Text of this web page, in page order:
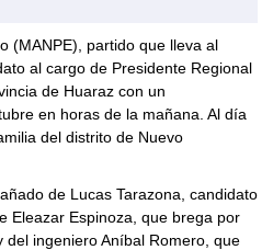
(MANPE), partido que lleva al
al cargo de Presidente Regional
de Huaraz con un
en horas de la mañana. Al día
del distrito de Nuevo
de Lucas Tarazona, candidato
Eleazar Espinoza, que brega por
ingeniero Aníbal Romero, que